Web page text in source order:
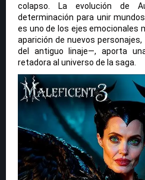
colapso. La evolución de
determinación para unir
es uno de los ejes emocionales
aparición de nuevos
del antiguo linaje—, aporta
retadora al universo de la saga.